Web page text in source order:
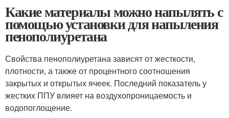
Какие материалы можно напылять с
помощью установки для напыления
пенополиуретана
Свойства пенополиуретана зависят от жесткости,
плотности, а также от процентного соотношения
закрытых и открытых ячеек. Последний показатель у
жестких ППУ влияет на воздухопроницаемость и
водопоглощение.